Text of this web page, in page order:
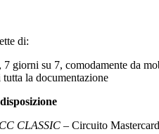
di:
giorni su 7, comodamente da
la documentazione
CLASSIC – Circuito